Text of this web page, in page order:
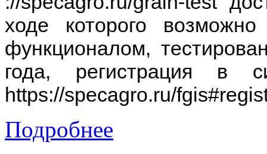
ходе которого
функционалом,
года, регистрация в
https://specagro.ru/
Подробнее